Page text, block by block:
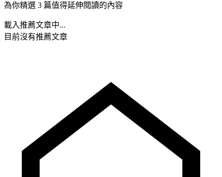
為你精選 3 篇值得延伸閱讀的內容
載入推薦文章中...
目前沒有推薦文章